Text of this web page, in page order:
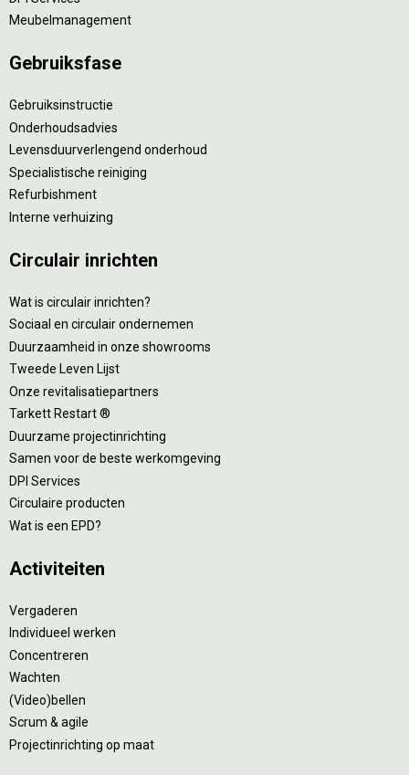
Meubelmanagement
Gebruiksfase
Gebruiksinstructie
Onderhoudsadvies
Levensduurverlengend onderhoud
Specialistische reiniging
Refurbishment
Interne verhuizing
Circulair inrichten
Wat is circulair inrichten?
Sociaal en circulair ondernemen
Duurzaamheid in onze showrooms
Tweede Leven Lijst
Onze revitalisatiepartners
Tarkett Restart ®
Duurzame projectinrichting
Samen voor de beste werkomgeving
DPI Services
Circulaire producten
Wat is een EPD?
Activiteiten
Vergaderen
Individueel werken
Concentreren
Wachten
(Video)bellen
Scrum & agile
Projectinrichting op maat